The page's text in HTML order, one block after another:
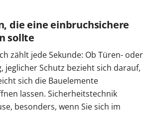
die eine einbruchsichere
sollte
zählt jede Sekunde: Ob Türen- oder
jeglicher Schutz bezieht sich darauf,
sich die Bauelemente
lassen. Sicherheitstechnik
besonders, wenn Sie sich im